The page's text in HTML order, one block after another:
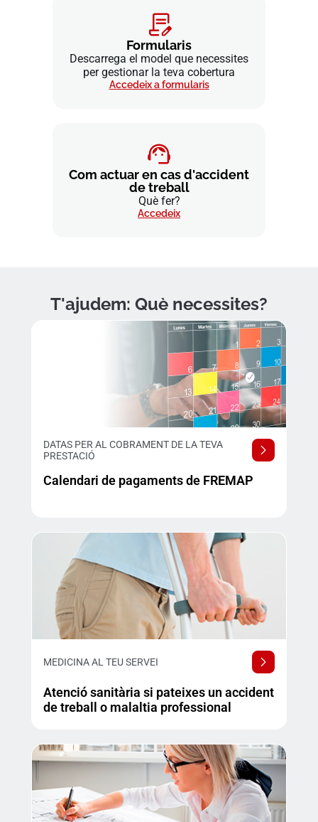
Formularis
Descarrega el model que necessites
per gestionar la teva cobertura
Accedeix a formularis
Com actuar en cas d'accident
de treball
Què fer?
Accedeix
T'ajudem: Què necessites?
DATAS PER AL COBRAMENT DE LA TEVA
PRESTACIÓ
Calendari de pagaments de FREMAP
MEDICINA AL TEU SERVEI
Atenció sanitària si pateixes un accident
de treball o malaltia professional